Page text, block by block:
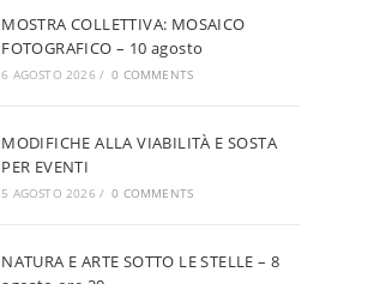
MOSTRA COLLETTIVA: MOSAICO
FOTOGRAFICO – 10 agosto
6 AGOSTO 2026 / 0 COMMENTS
MODIFICHE ALLA VIABILITÀ E SOSTA
PER EVENTI
5 AGOSTO 2026 / 0 COMMENTS
NATURA E ARTE SOTTO LE STELLE – 8